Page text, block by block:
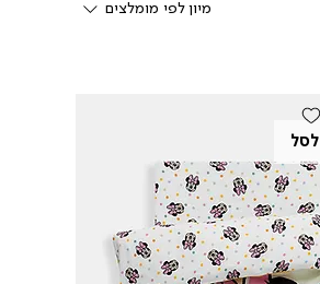
מיון לפי מומלצים